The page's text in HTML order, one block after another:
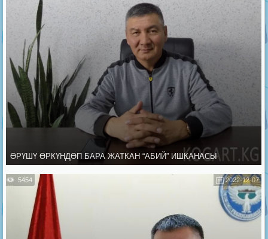
ӨРҮШҮ ӨРКҮНДӨП БАРА ЖАТКАН “АБИЙ” ИШКАНАСЫ
2022-12-07
5454